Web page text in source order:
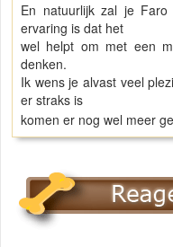
En natuurlijk zal je
ervaring is dat het
wel helpt om met een
denken.
Ik wens je alvast veel
er straks is
komen er nog wel meer